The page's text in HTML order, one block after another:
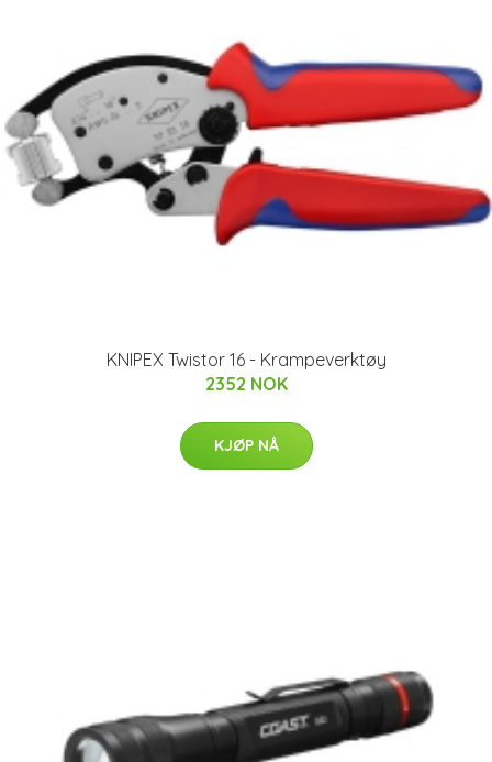
KNIPEX Twistor 16 - Krampeverktøy
2352 NOK
KJØP NÅ